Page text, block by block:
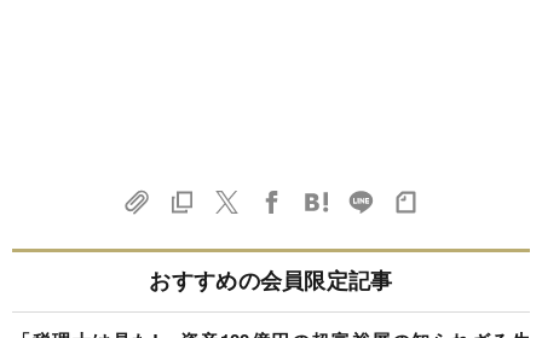
おすすめの会員限定記事